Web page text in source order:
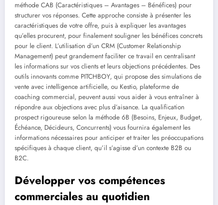
méthode CAB (Caractéristiques – Avantages – Bénéfices) pour
structurer vos réponses. Cette approche consiste à présenter les
caractéristiques de votre offre, puis à expliquer les avantages
qu’elles procurent, pour finalement souligner les bénéfices concrets
pour le client. L’utilisation d’un CRM (Customer Relationship
Management) peut grandement faciliter ce travail en centralisant
les informations sur vos clients et leurs objections précédentes. Des
outils innovants comme PITCHBOY, qui propose des simulations de
vente avec intelligence artificielle, ou Kestio, plateforme de
coaching commercial, peuvent aussi vous aider à vous entraîner à
répondre aux objections avec plus d’aisance. La qualification
prospect rigoureuse selon la méthode 6B (Besoins, Enjeux, Budget,
Échéance, Décideurs, Concurrents) vous fournira également les
informations nécessaires pour anticiper et traiter les préoccupations
spécifiques à chaque client, qu’il s’agisse d’un contexte B2B ou
B2C.
Développer vos compétences
commerciales au quotidien